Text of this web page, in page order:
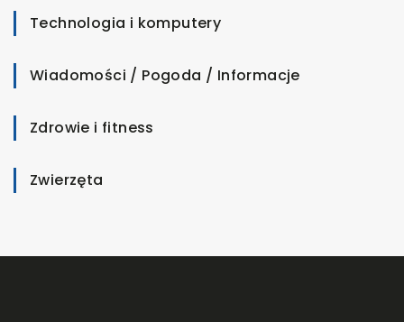
Technologia i komputery
Wiadomości / Pogoda / Informacje
Zdrowie i fitness
Zwierzęta